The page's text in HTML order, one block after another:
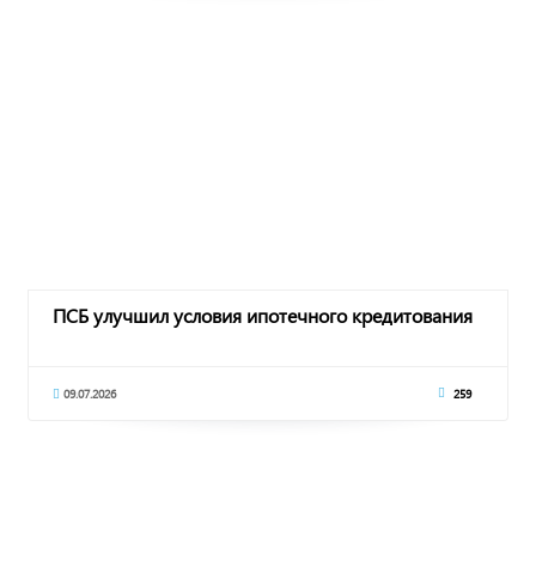
ПСБ улучшил условия ипотечного кредитования
09.07.2026 259